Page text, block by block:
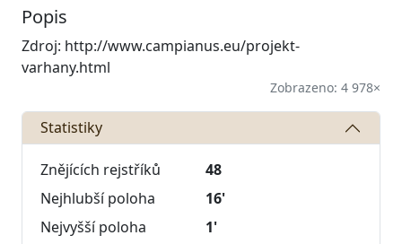
Popis
Zdroj: http://www.campianus.eu/projekt-
varhany.html
Zobrazeno: 4 978×
Statistiky
Znějících rejstříků
48
Nejhlubší poloha
16'
Nejvyšší poloha
1'